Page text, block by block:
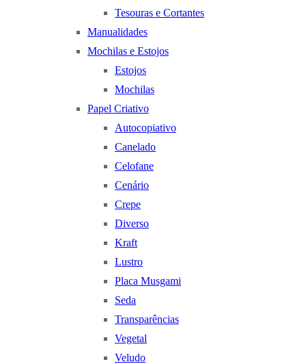
Tesouras e Cortantes
Manualidades
Mochilas e Estojos
Estojos
Mochilas
Papel Criativo
Autocopiativo
Canelado
Celofane
Cenário
Crepe
Diverso
Kraft
Lustro
Placa Musgami
Seda
Transparências
Vegetal
Veludo